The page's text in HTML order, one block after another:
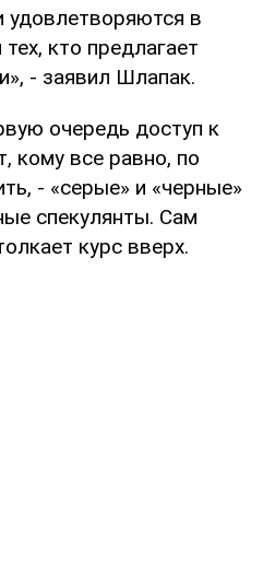
удовлетворяются в
кто предлагает
- заявил Шлапак.
очередь доступ к
кому все равно, по
- «серые» и «черные»
спекулянты. Сам
курс вверх.